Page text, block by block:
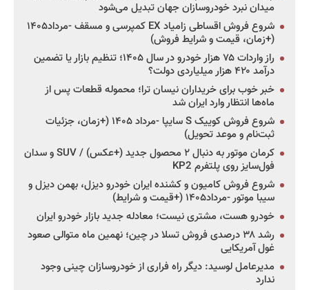
میدان نبرد خودروسازان جهان تبدیل می‌شود
شروع فروش اقساطی زامیاد EX کمپرسی و مسقف -مرداد۱۴۰۵
(+زمان، قیمت و شرایط فروش)
راز واردات ۷۵ هزار خودرو در سال ۱۴۰۵؛ تنظیم بازار یا تضمین
درآمد ۴۲۰ هزار میلیاردی دولت؟
خبر خوب برای خریداران نیسان ترا؛ محموله قطعات پس از
ماه‌ها انتظار وارد ایران شد
شروع فروش کوییک S سایپا -مرداد ۱۴۰۵ (+زمان، جزئیات
ثبت‌نام و موعد تحویل)
کرمان موتور به دنبال ۲ محصول جدید (+عکس) / SUV و سدان
فول‌سایز روی پلتفرم KP2
شروع فروش کامیون و کشنده ایران خودرو دیزل، بهمن دیزل و
سیبا موتور -مرداد۱۴۰۵ (+قیمت و شرایط)
خودرو هست، مشتری نیست؛ معادله جدید بازار خودرو ایران
رشد ۳۸ درصدی فروش تسلا در چین؛ نهمین ماه متوالی صعود
غول آمریکایی
مدیرعامل لوسید: دیگر راه فراری از خودروسازان چینی وجود
ندارد